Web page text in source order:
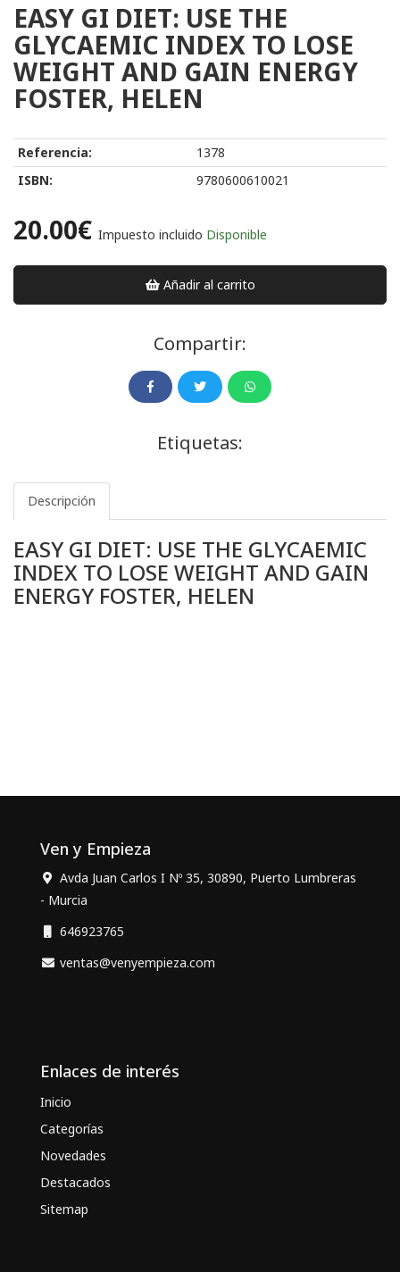
EASY GI DIET: USE THE
GLYCAEMIC INDEX TO LOSE
WEIGHT AND GAIN ENERGY
FOSTER, HELEN
Referencia:
1378
ISBN:
9780600610021
20.00€ Impuesto incluido Disponible
Añadir al carrito
Compartir:
Etiquetas:
Descripción
EASY GI DIET: USE THE GLYCAEMIC
INDEX TO LOSE WEIGHT AND GAIN
ENERGY FOSTER, HELEN
Ven y Empieza
Avda Juan Carlos I Nº 35, 30890, Puerto Lumbreras
- Murcia
646923765
ventas@venyempieza.com
Enlaces de interés
Inicio
Categorías
Novedades
Destacados
Sitemap